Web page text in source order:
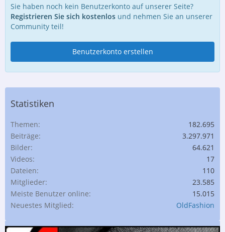
Sie haben noch kein Benutzerkonto auf unserer Seite?
Registrieren Sie sich kostenlos und nehmen Sie an unserer
Community teil!
Benutzerkonto erstellen
Statistiken
Themen
182.695
Beiträge
3.297.971
Bilder
64.621
Videos
17
Dateien
110
Mitglieder
23.585
Meiste Benutzer online
15.015
Neuestes Mitglied
OldFashion